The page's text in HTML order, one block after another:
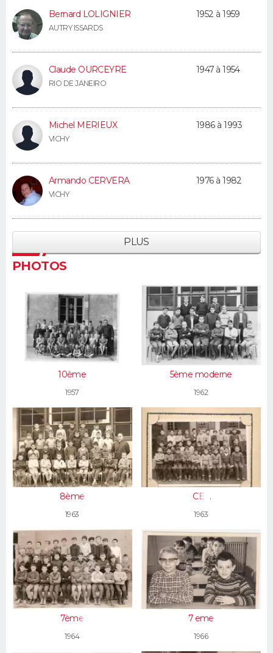
Bernard LOLIGNIER
AUTRY ISSARDS
1952 à 1959
Claude OURCEYRE
RIO DE JANEIRO
1947 à 1954
Michel MERIEUX
VICHY
1986 à 1993
Armando CERVERA
VICHY
1976 à 1982
PLUS
PHOTOS
10ème
1957
5ème moderne
1962
8ème
1963
CE2
1963
7ème
1964
7 eme
1966